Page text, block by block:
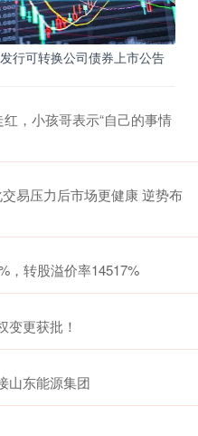
行可转换公司债券上市公告
，小孩哥表示“自己的事情
易压力后市场更健康 逆势布
，转股溢价率14517%
变更获批！
山东能源集团